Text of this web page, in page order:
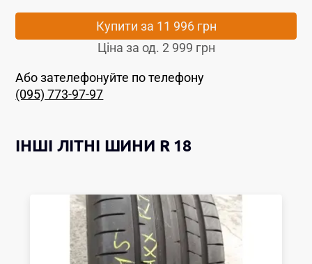
Купити за 11 996 грн
Ціна за од. 2 999 грн
Або зателефонуйте по телефону
(095) 773-97-97
ІНШІ ЛІТНІ ШИНИ R 18